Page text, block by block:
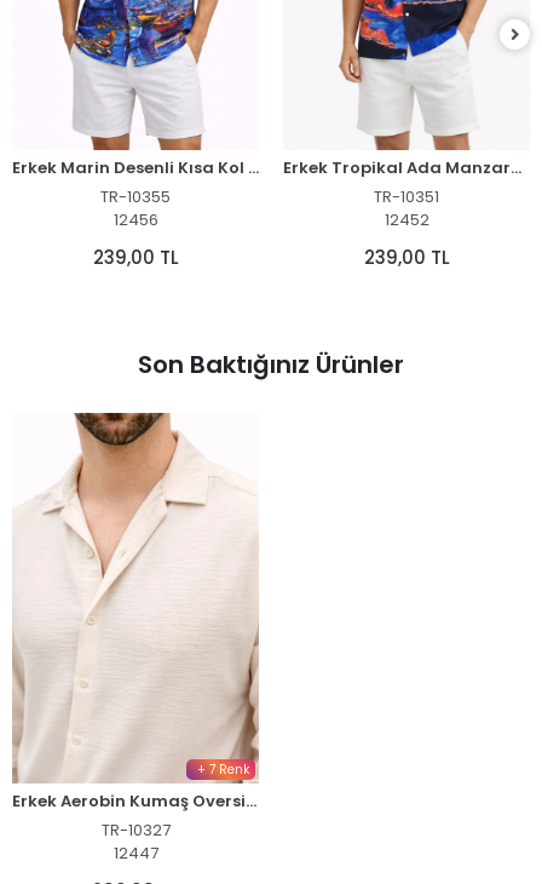
Erkek Marin Desenli Kısa Kol Gömlek Yazlık Rahat Kalıp Dijital Baskılı - Desenli
TR-10355
12456
239,00 TL
Erkek Tropikal Ada Manzara Desenli Kısa Kol Gömlek Hawaii Tarz Yazlık Rahat Kalıp - Desenli
TR-10351
12452
239,00 TL
Son Baktığınız Ürünler
+ 7 Renk
Erkek Aerobin Kumaş Oversize 4 Mevsim Uzun Kollu Rahat Kalıp Gömlek - Bej
TR-10327
12447